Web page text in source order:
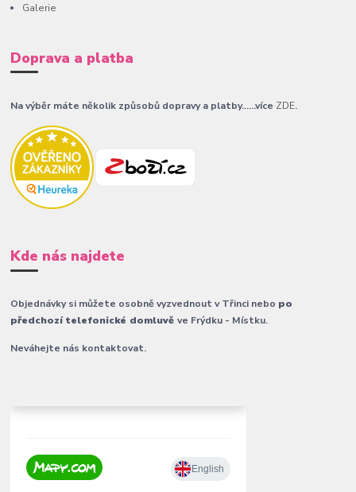
Galerie
Doprava a platba
Na výběr máte několik způsobů dopravy a platby......více ZDE.
Kde nás najdete
Objednávky si můžete osobně vyzvednout v Třinci nebo po
předchozí telefonické domluvěve Frýdku - Místku.
Neváhejte nás kontaktovat.